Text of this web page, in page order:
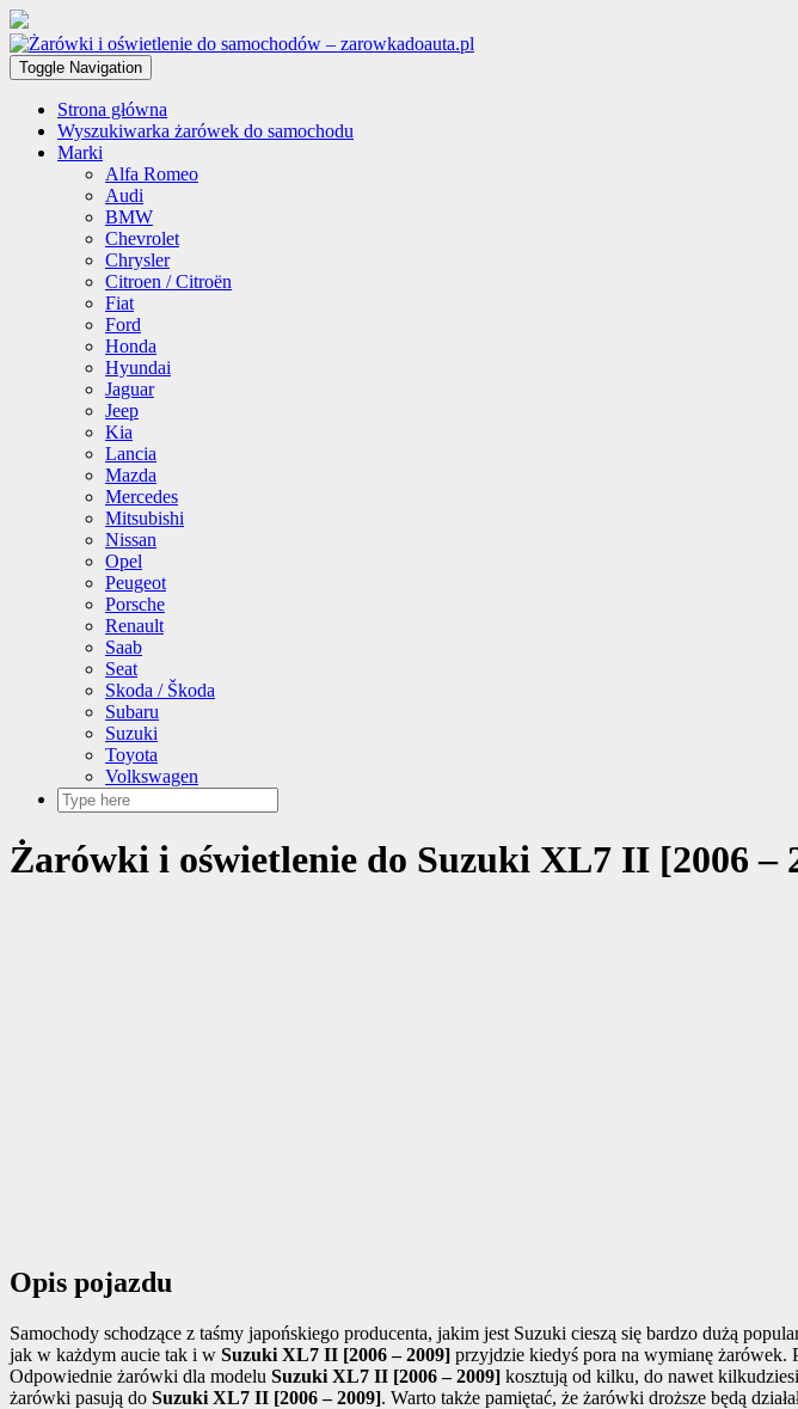
Toggle Navigation
Strona główna
Wyszukiwarka żarówek do samochodu
Marki
Alfa Romeo
Audi
BMW
Chevrolet
Chrysler
Citroen / Citroën
Fiat
Ford
Honda
Hyundai
Jaguar
Jeep
Kia
Lancia
Mazda
Mercedes
Mitsubishi
Nissan
Opel
Peugeot
Porsche
Renault
Saab
Seat
Skoda / Škoda
Subaru
Suzuki
Toyota
Volkswagen
Żarówki i oświetlenie do Suzuki XL7 II [2006 –
Opis pojazdu
Samochody schodzące z taśmy japońskiego producenta, jakim jest Suzuki cieszą się bardzo dużą
jak w każdym aucie tak i w Suzuki XL7 II [2006 – 2009] przyjdzie kiedyś pora na wymianę żarówek.
Odpowiednie żarówki dla modelu Suzuki XL7 II [2006 – 2009] kosztują od kilku, do nawet
żarówki pasują do Suzuki XL7 II [2006 – 2009]. Warto także pamiętać, że żarówki droższe będą